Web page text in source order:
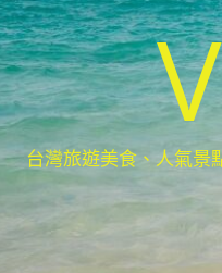
台灣旅遊美食、人氣景